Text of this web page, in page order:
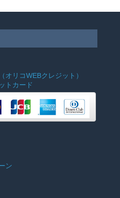
（オリコWEBクレジット）
トカード
ン